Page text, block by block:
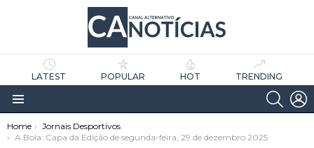
LATEST POPULAR HOT TRENDING
Menu
You are here:
Home
Jornais Desportivos
A Bola: Capa da Edição de segunda-feira, 29 de dezembro 2025